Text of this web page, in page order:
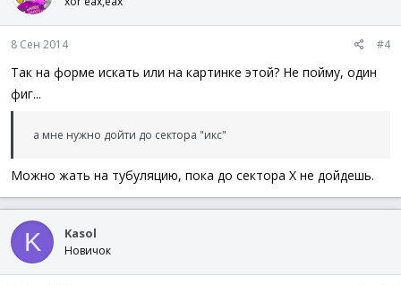
8 Сен 2014 #4
Так на форме искать или на картинке этой? Не пойму, один
фиг...
а мне нужно дойти до сектора "икс"
Можно жать на тубуляцию, пока до сектора X не дойдешь.
K Kasol
Новичок